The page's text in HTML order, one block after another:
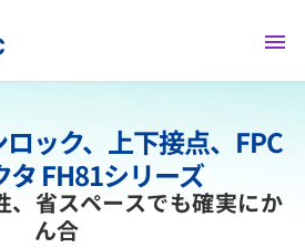
ック、上下接点、FPC
タ FH81シリーズ
、省スペースでも確実にか
ん合